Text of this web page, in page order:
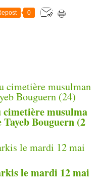
0
cimetière musulma
Bouguern (2
le mardi 12 mai